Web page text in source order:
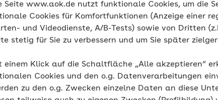
Seite www.aok.de nutzt funktionale Cookies, um die
Cookies für Komfortfunktionen (Anzeige einer
und Videodienste, A/B-Tests) sowie von Dritten
stetig für Sie zu verbessern und um Sie später
einem Klick auf die Schaltfläche „Alle akzeptieren“
Cookies und den o.g. Datenverarbeitungen
zu den o.g. Zwecken einzelne Daten an diese